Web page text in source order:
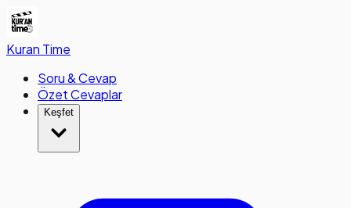
Kuran Time
Soru & Cevap
Özet Cevaplar
Keşfet